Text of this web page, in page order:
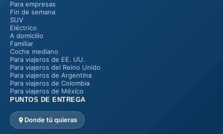
Para empresas
Fin de semana
SUV
Eléctrico
A domicilio
Familiar
Coche mediano
Para viajeros de EE. UU.
Para viajeros del Reino Unido
Para viajeros de Argentina
Para viajeros de Colombia
Para viajeros de México
PUNTOS DE ENTREGA
Donde tú quieras